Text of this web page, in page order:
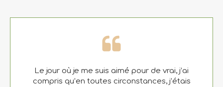
Le jour où je me suis aimé pour de vrai, j’ai
compris qu’en toutes circonstances, j’étais